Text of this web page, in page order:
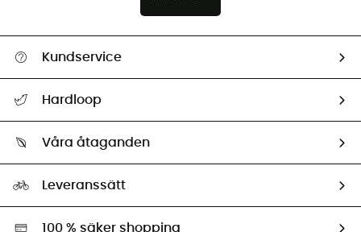
Kundservice
Retur & återbetalning
Hardloop
Ambassadörer
Våra åtaganden
Miljöanpassat urval
Leveranssätt
100 % säker shopping